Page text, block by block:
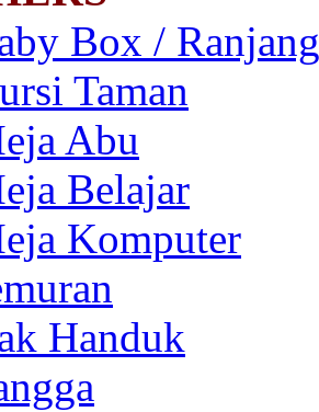
Box /
Taman
Abu
Belajar
Komputer
Handuk